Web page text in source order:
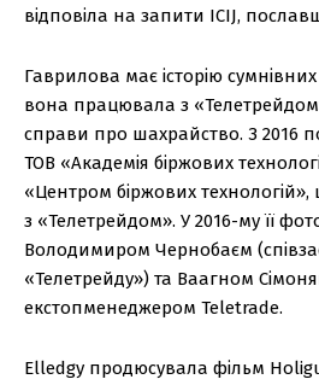
відповіла на запити ICIJ,
Гаврилова має історію сумнівних
вона працювала з
справи про шахрайство. З 2016
ТОВ «Академія біржових
«Центром біржових
з «Телетрейдом». У 2016-му її
Володимиром Чернобаєм
«Телетрейду») та Ваагном
екстопменеджером Teletrade.
Elledgy продюсувала фільм